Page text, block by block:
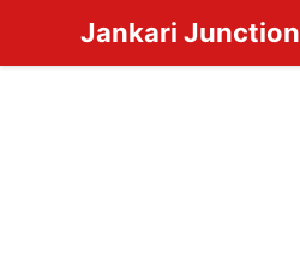
content
Jankari Junction